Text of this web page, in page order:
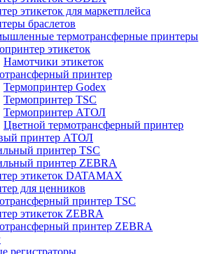
этикеток для маркетплейса
браслетов
термотрансферные принтеры
этикеток
Намотчики этикеток
принтер
Термопринтер Godex
Термопринтер TSC
Термопринтер АТОЛ
Цветной термотрансферный принтер
принтер АТОЛ
принтер TSC
принтер ZEBRA
этикеток DATAMAX
для ценников
принтер TSC
этикеток ZEBRA
принтер ZEBRA
регистраторы